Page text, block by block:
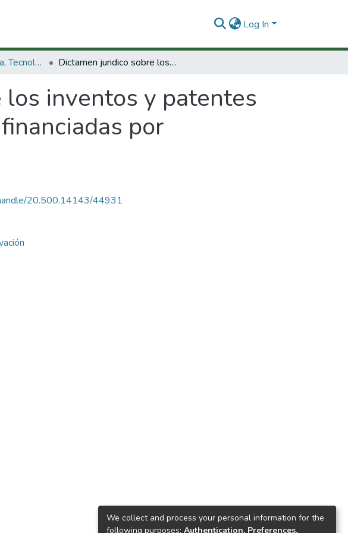
Log In
Políticas de Ciencia, Tecnología e Innovación Dictamen juridico sobre los inventos y patentes que resulten de las investigaciones financiadas por Colciencias
inventos y patentes
por
20.500.14143/44931
We collect and process your personal information for the
following purposes: Authentication, Preferences,